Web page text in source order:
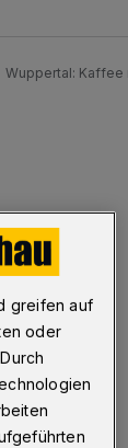
Wuppertal: Kaffee
hatte
Aktion
greifen auf
oder